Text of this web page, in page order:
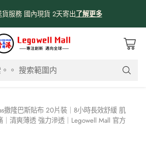
購、物流、購物網站、送貨嘅流程俾大家知啦😊
😊！ 了解更多
。 搜索範圍内
撒隆巴斯貼布 20片裝｜8小時長效舒緩 肌
清爽薄透 強力滲透｜Legowell Mall 官方